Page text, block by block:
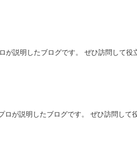
が説明したブログです。 ぜひ訪問して役
ロが説明したブログです。 ぜひ訪問して